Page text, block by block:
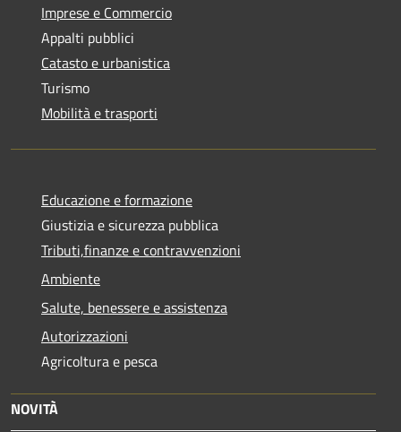
Imprese e Commercio
Appalti pubblici
Catasto e urbanistica
Turismo
Mobilità e trasporti
Educazione e formazione
Giustizia e sicurezza pubblica
Tributi,finanze e contravvenzioni
Ambiente
Salute, benessere e assistenza
Autorizzazioni
Agricoltura e pesca
NOVITÀ